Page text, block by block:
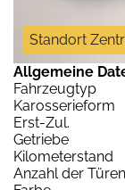
Standort
Allgemeine
Fahrzeugtyp
Karosserieform
Erst-Zul.
Getriebe
Kilometerstand
Anzahl der Türen